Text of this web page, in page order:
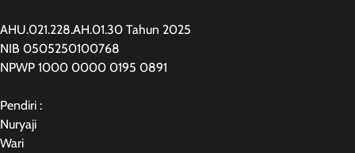
AHU.021.228.AH.01.30 Tahun 2025
NIB 0505250100768
NPWP 1000 0000 0195 0891
Pendiri :
Nuryaji
Wari